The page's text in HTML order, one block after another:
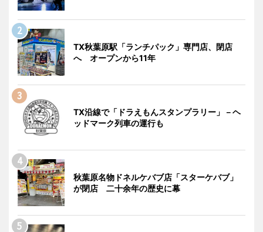
TX秋葉原駅「ランチパック」専門店、閉店
へ オープンから11年
TX沿線で「ドラえもんスタンプラリー」－ヘ
ッドマーク列車の運行も
秋葉原名物ドネルケバブ店「スターケバブ」
が閉店 二十余年の歴史に幕